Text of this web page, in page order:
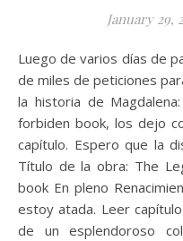
January 29,
Luego de varios días de pausa (no por culpa de la autora) y
de miles de peticiones
la historia de
forbiden book, los dejo
capítulo. Espero que la
Título de la obra: The
book En pleno
estoy atada. Leer
de un esplendoroso